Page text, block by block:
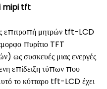
mipi tft
επιτροπή μητρών tft-LCD
πυρίτιο TFT
ως συσκευές μιας ενεργές
επίδειξη τύπων που
το κύτταρο tft-LCD έχει